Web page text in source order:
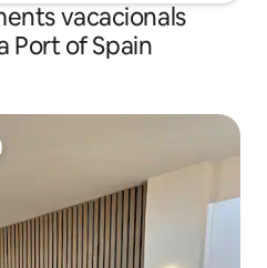
vacacionals
Port of Spain